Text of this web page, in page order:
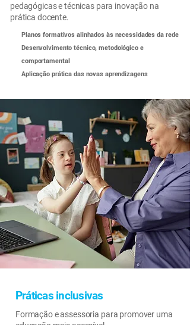
pedagógicas e técnicas para inovação na
prática docente.
Planos formativos alinhados às necessidades da rede
Desenvolvimento técnico, metodológico e
comportamental
Aplicação prática das novas aprendizagens
Práticas inclusivas
Formação e assessoria para promover uma